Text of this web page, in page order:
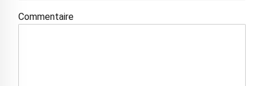
Commentaire